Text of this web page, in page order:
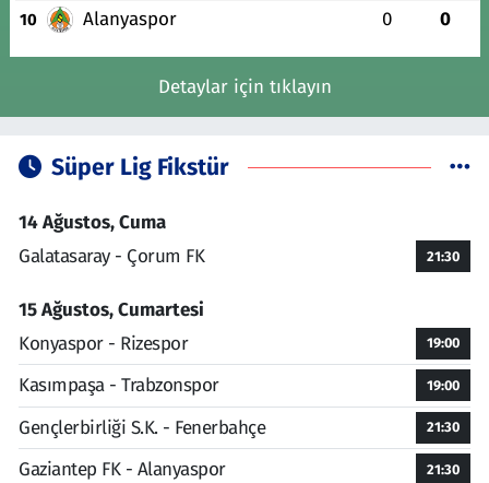
10 Alanyaspor 0 0
Detaylar için tıklayın
Süper Lig Fikstür
14 Ağustos, Cuma
Galatasaray - Çorum FK
21:30
15 Ağustos, Cumartesi
Konyaspor - Rizespor
19:00
Kasımpaşa - Trabzonspor 19:00
Gençlerbirliği S.K. - Fenerbahçe 21:30
Gaziantep FK - Alanyaspor 21:30